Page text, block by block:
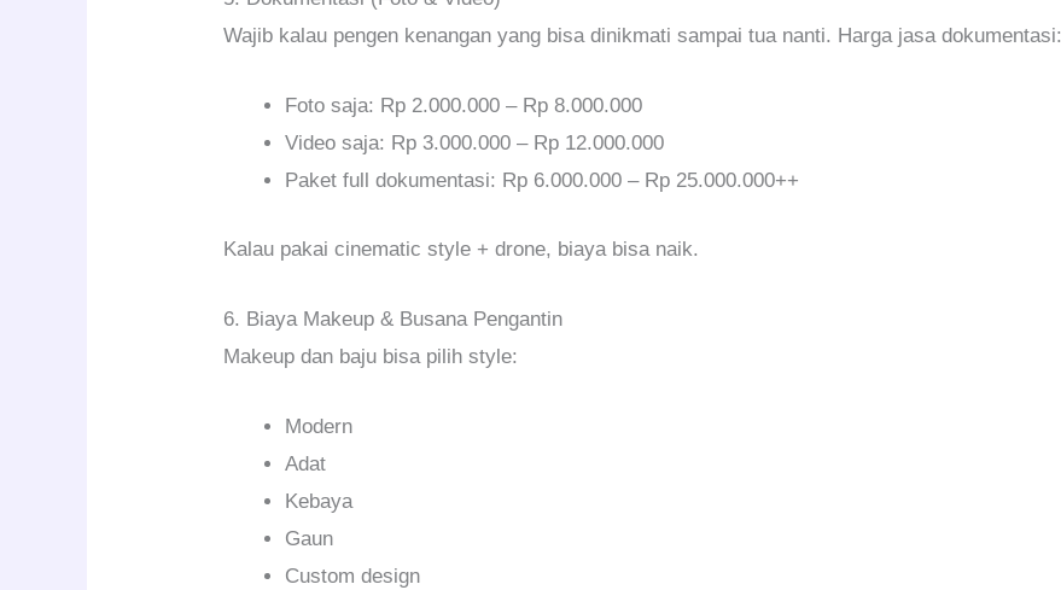
Wajib kalau pengen kenangan yang bisa dinikmati sampai tua nanti. Harga jasa dokumentasi:
Foto saja: Rp 2.000.000 – Rp 8.000.000
Video saja: Rp 3.000.000 – Rp 12.000.000
Paket full dokumentasi: Rp 6.000.000 – Rp 25.000.000++
Kalau pakai cinematic style + drone, biaya bisa naik.
6. Biaya Makeup & Busana Pengantin
Makeup dan baju bisa pilih style:
Modern
Adat
Kebaya
Gaun
Custom design